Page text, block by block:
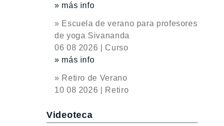
» más info
» Escuela de verano para profesores
de yoga Sivananda
06 08 2026 | Curso
» más info
» Retiro de Verano
10 08 2026 | Retiro
Videoteca